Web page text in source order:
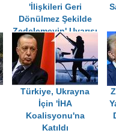
'İlişkileri Geri
Dönülmez Şekilde
Zedelemeyin' Uyarısı
Türkiye, Ukrayna
İçin 'İHA
Koalisyonu'na
Katıldı